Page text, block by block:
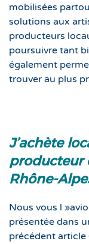
mobilisées
solutions aux
producteurs
poursuivre tant
également
trouver au plus
J’achète
producteur
Rhône-
Nous vous l
présentée dans
précédent article